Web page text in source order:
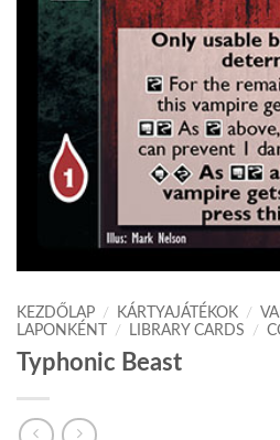
KEZDŐLAP / KÁRTYAJÁTÉKOK /
LAPONKÉNT
/ LIBRARY CARDS /
Typhonic Beast